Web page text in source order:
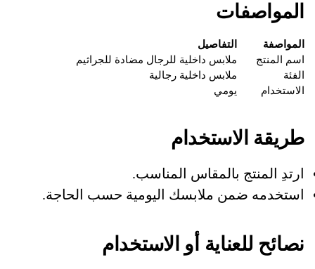
المواصفات
المواصفة
التفاصيل
اسم المنتج
ملابس داخلية للرجال مضادة للجراثيم
الفئة
ملابس داخلية رجالية
الاستخدام
يومي
طريقة الاستخدام
ارتدِ المنتج بالمقاس المناسب.
استخدمه ضمن ملابسك اليومية حسب الحاجة.
نصائح للعناية أو الاستخدام